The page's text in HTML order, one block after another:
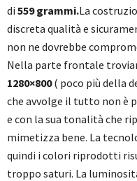
di 559 grammi.La
discreta qualità e
non ne dovrebbe
Nella parte frontale
1280×800( poco più della
che avvolge il tutto non è
e con la sua tonalità che
mimetizza bene. La
quindi i colori riprodotti
troppo saturi. La